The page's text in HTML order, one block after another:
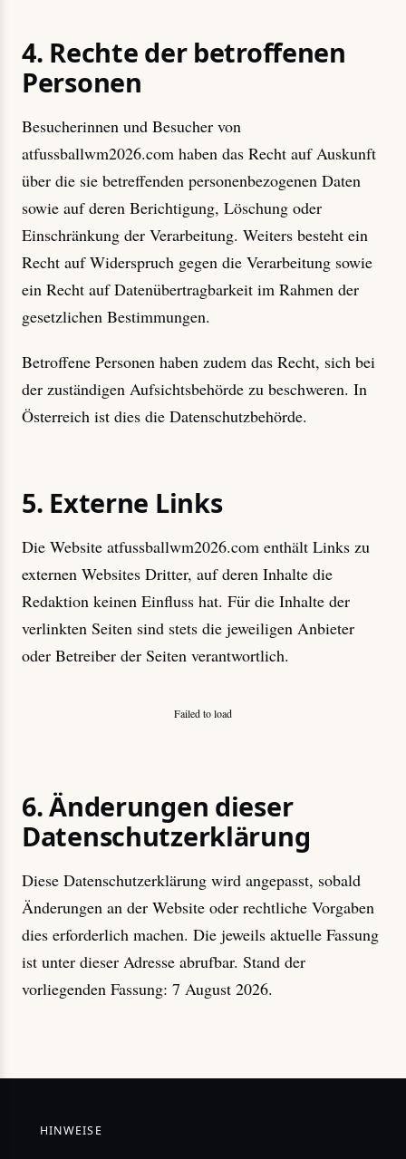
4. Rechte der betroffenen
Personen
Besucherinnen und Besucher von
atfussballwm2026.com haben das Recht auf Auskunft
über die sie betreffenden personenbezogenen Daten
sowie auf deren Berichtigung, Löschung oder
Einschränkung der Verarbeitung. Weiters besteht ein
Recht auf Widerspruch gegen die Verarbeitung sowie
ein Recht auf Datenübertragbarkeit im Rahmen der
gesetzlichen Bestimmungen.
Betroffene Personen haben zudem das Recht, sich bei
der zuständigen Aufsichtsbehörde zu beschweren. In
Österreich ist dies die Datenschutzbehörde.
5. Externe Links
Die Website atfussballwm2026.com enthält Links zu
externen Websites Dritter, auf deren Inhalte die
Redaktion keinen Einfluss hat. Für die Inhalte der
verlinkten Seiten sind stets die jeweiligen Anbieter
oder Betreiber der Seiten verantwortlich.
Failed to load
6. Änderungen dieser
Datenschutzerklärung
Diese Datenschutzerklärung wird angepasst, sobald
Änderungen an der Website oder rechtliche Vorgaben
dies erforderlich machen. Die jeweils aktuelle Fassung
ist unter dieser Adresse abrufbar. Stand der
vorliegenden Fassung: 7 August 2026.
HINWEISE